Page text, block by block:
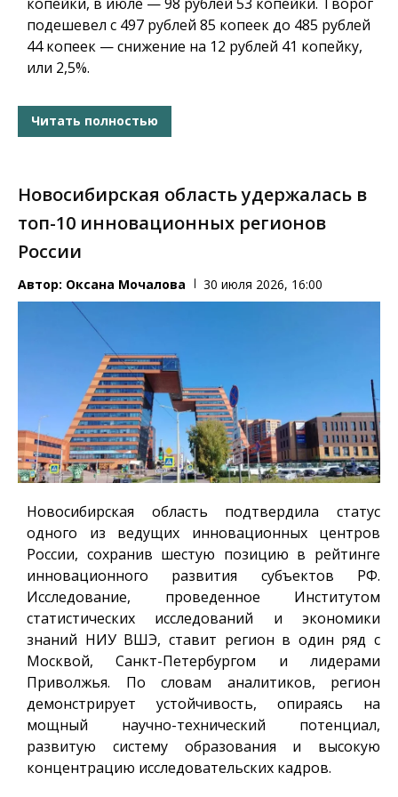
подешевел с 497 рублей 85 копеек до 485 рублей
44 копеек — снижение на 12 рублей 41 копейку,
или 2,5%.
Читать полностью
Новосибирская область удержалась в
топ-10 инновационных регионов
России
Автор: Оксана Мочалова 30 июля 2026, 16:00
Новосибирская область подтвердила статус
одного из ведущих инновационных центров
России, сохранив шестую позицию в рейтинге
инновационного развития субъектов РФ.
Исследование, проведенное Институтом
статистических исследований и экономики
знаний НИУ ВШЭ, ставит регион в один ряд с
Москвой, Санкт-Петербургом и лидерами
Приволжья. По словам аналитиков, регион
демонстрирует устойчивость, опираясь на
мощный научно-технический потенциал,
развитую систему образования и высокую
концентрацию исследовательских кадров.